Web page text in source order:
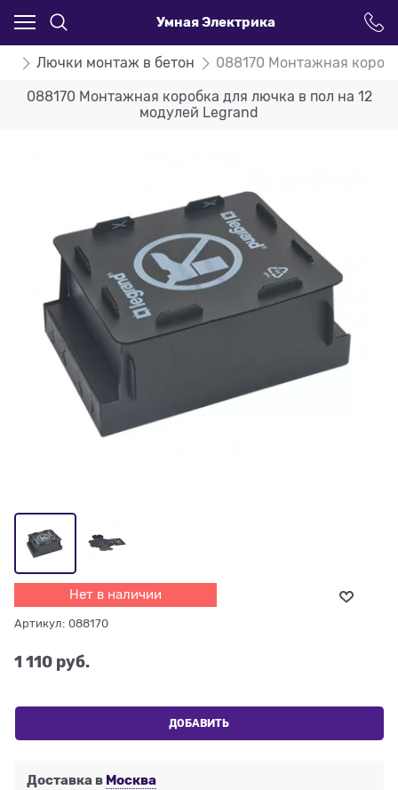
Умная Электрика
Лючки монтаж в бетон 088170 Монтажная
088170 Монтажная коробка для лючка в пол на 12
модулей Legrand
Нет в наличии
Артикул: 088170
1 110 руб.
ДОБАВИТЬ
Доставка в Москва